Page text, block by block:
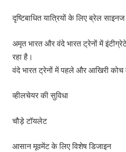
दृष्टिबाधित यात्रियों के लिए ब्रेल साइनज
अमृत भारत और वंदे भारत ट्रेनों में
रहा है।
वंदे भारत ट्रेनों में पहले और आखिरी
व्हीलचेयर की सुविधा
चौड़े टॉयलेट
आसान मूवमेंट के लिए विशेष डिजाइन